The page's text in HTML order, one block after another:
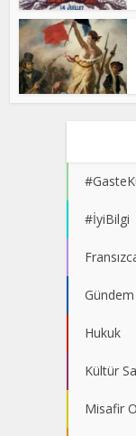
#İyiBilgi
Gündem
Hukuk
Kültür
Misafir